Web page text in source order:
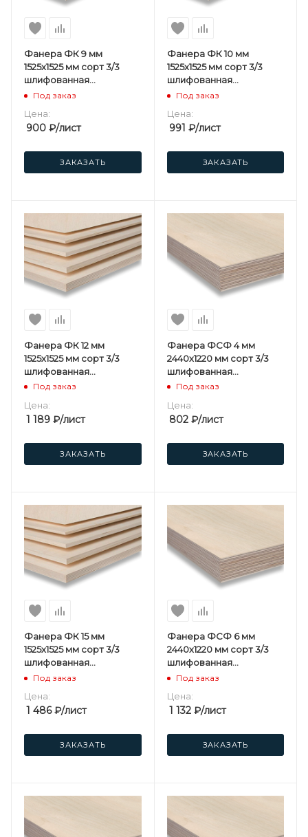
Фанера ФК 9 мм
1525х1525 мм сорт 3/3
шлифованная
березовая
Под заказ
Цена:
900 ₽/лист
ЗАКАЗАТЬ
Фанера ФК 10 мм
1525х1525 мм сорт 3/3
шлифованная
березовая
Под заказ
Цена:
991 ₽/лист
ЗАКАЗАТЬ
Фанера ФК 12 мм
1525х1525 мм сорт 3/3
шлифованная
березовая
Под заказ
Цена:
1 189 ₽/лист
ЗАКАЗАТЬ
Фанера ФСФ 4 мм
2440х1220 мм сорт 3/3
шлифованная
березовая
Под заказ
Цена:
802₽/лист
ЗАКАЗАТЬ
Фанера ФК 15 мм
1525х1525 мм сорт 3/3
шлифованная
березовая
Под заказ
Цена:
1 486₽/лист
ЗАКАЗАТЬ
Фанера ФСФ 6 мм
2440х1220 мм сорт 3/3
шлифованная
березовая
Под заказ
Цена:
1 132₽/лист
ЗАКАЗАТЬ